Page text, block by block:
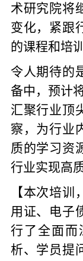
术研究院将
变化，紧跟
的课程和培
令人期待的
备中，预计
汇聚行业顶
察，为行业
质的学习资
行业实现高
【本次培训
用证、电子
行了全面而
析、学员提